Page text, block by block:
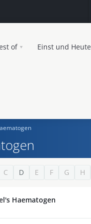
of Einst und Heute
C D E F G H
Haematogen